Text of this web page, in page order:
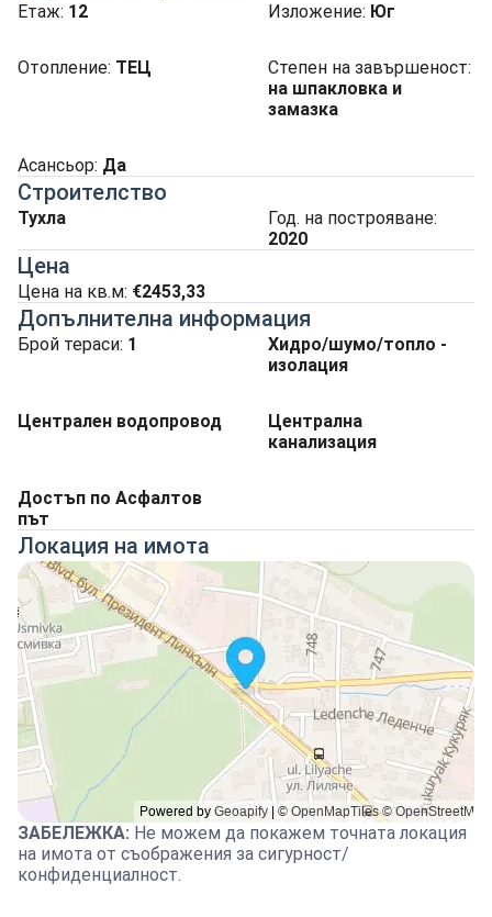
Етаж: 12 Изложение: Юг
Отопление: ТЕЦ Степен на завършеност:
на шпакловка и
замазка
Асансьор: Да
Строителство
Тухла
Год. на построяване:
2020
Цена
Цена на кв.м: €2453,33
Допълнителна информация
Брой тераси: 1
Хидро/шумо/топло -
изолация
Централен водопровод
Централна
канализация
Достъп по Асфалтов
път
Локация на имота
ЗАБЕЛЕЖКА: Не можем да покажем точната локация
на имота от съображения за сигурност/
конфиденциалност.